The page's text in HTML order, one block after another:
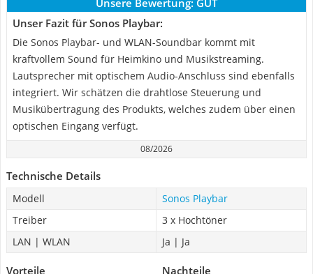
Unsere Bewertung: GUT
Unser Fazit für Sonos Playbar:
Die Sonos Playbar- und WLAN-Soundbar kommt mit
kraftvollem Sound für Heimkino und Musikstreaming.
Lautsprecher mit optischem Audio-Anschluss sind ebenfalls
integriert. Wir schätzen die drahtlose Steuerung und
Musikübertragung des Produkts, welches zudem über einen
optischen Eingang verfügt.
08/2026
Technische Details
Modell
Sonos Playbar
Treiber
3 x Hochtöner
LAN | WLAN
Ja | Ja
Vorteile Nachteile